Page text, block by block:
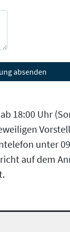
18:00 Uhr
unter
auf dem